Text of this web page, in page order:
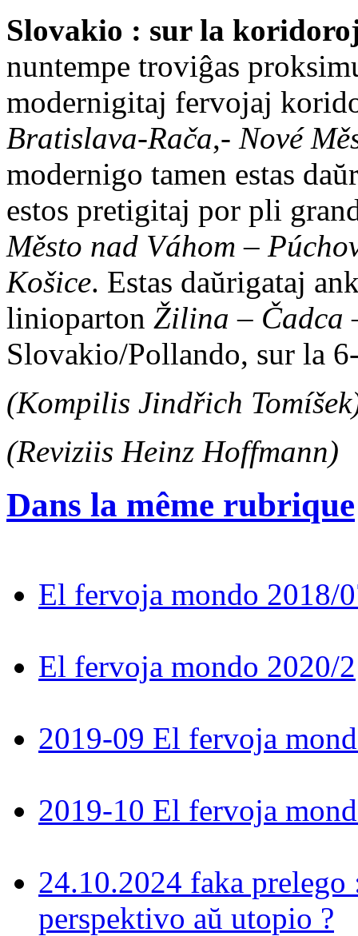
Slovakio : sur la
nuntempe troviĝas
modernigitaj fervojaj
Bratislava-Rača,- Nové
modernigo tamen estas
estos pretigitaj por pli
Město nad Váhom –
Košice. Estas daŭrigataj
linioparton Žilina – Čadca
Slovakio/Pollando, sur la
(Kompilis Jindřich
(Reviziis Heinz Hoffmann)
Dans la même rubrique
El fervoja mondo 2018/
El fervoja mondo 2020/2
2019-09 El fervoja
2019-10 El fervoja
24.10.2024 faka
perspektivo aŭ utopio ?